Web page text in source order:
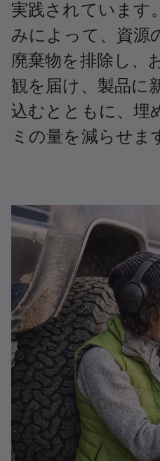
実践されています
みによって、資源
廃棄物を排除し、
観を届け、製品に
込むとともに、埋
ミの量を減らせま